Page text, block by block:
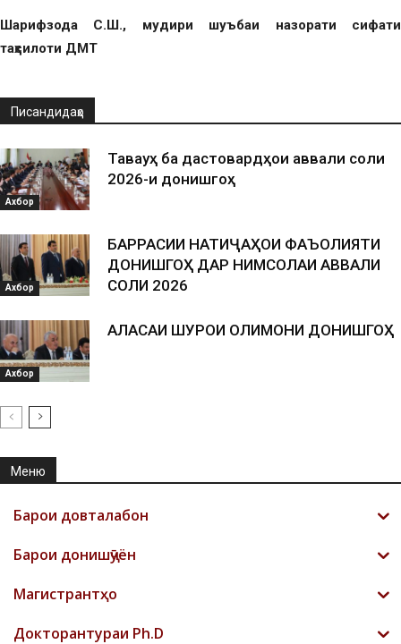
Шарифзода С.Ш., мудири шуъбаи назорати сифати
таҳсилоти ДМТ
Писандидаҳо
Ахбор
Таваҷҷуҳ ба дастовардҳои аввали соли
2026-и донишгоҳ
Ахбор
БАРРАСИИ НАТИҶАҲОИ ФАЪОЛИЯТИ
ДОНИШГОҲ ДАР НИМСОЛАИ АВВАЛИ
СОЛИ 2026
Ахбор
АЛАСАИ ШУРОИ ОЛИМОНИ ДОНИШГОҲ
Меню
Барои довталабон
Барои донишҷӯён
Магистрантҳо
Докторантураи Ph.D